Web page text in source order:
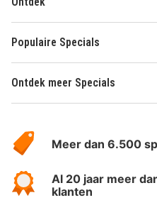
Populaire Specials
Ontdek meer Specials
HotelSpecials
Meer dan 6.500
Al 20 jaar meer
klanten